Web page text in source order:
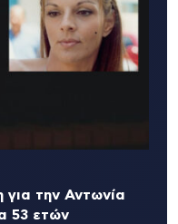
για την Αντωνία
53 ετών